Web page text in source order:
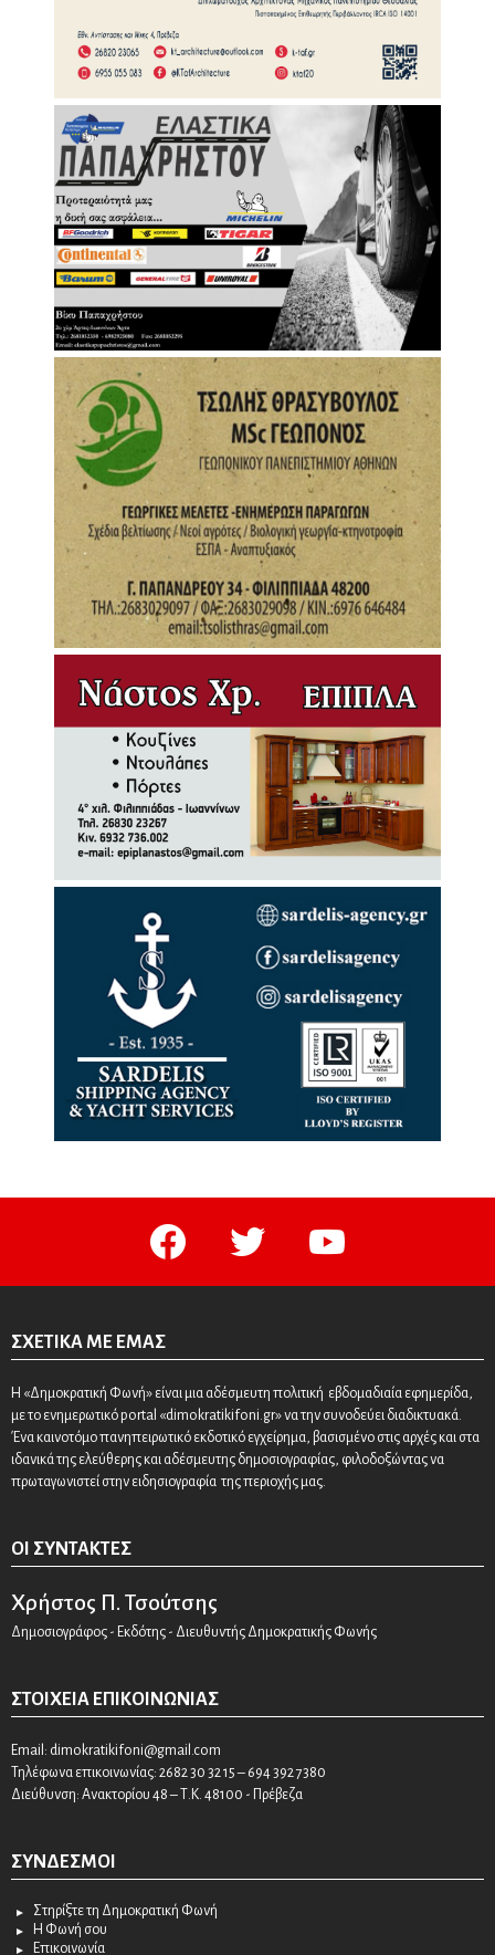
facebook twitter youtube
ΣΧΕΤΙΚΆ ΜΕ ΕΜΆΣ
Η «Δημοκρατική Φωνή» είναι μια αδέσμευτη πολιτική εβδομαδιαία εφημερίδα,
με το ενημερωτικό portal «dimokratikifoni.gr» να την συνοδεύει διαδικτυακά.
Ένα καινοτόμο πανηπειρωτικό εκδοτικό εγχείρημα, βασισμένο στις αρχές και στα
ιδανικά της ελεύθερης και αδέσμευτης δημοσιογραφίας, φιλοδοξώντας να
πρωταγωνιστεί στην ειδησιογραφία της περιοχής μας.
ΟΙ ΣΥΝΤΆΚΤΕΣ
Χρήστος Π. Τσούτσης
Δημοσιογράφος - Εκδότης - Διευθυντής Δημοκρατικής Φωνής
ΣΤΟΙΧΕΊΑ ΕΠΙΚΟΙΝΩΝΊΑΣ
Email: dimokratikifoni@gmail.com
Τηλέφωνα επικοινωνίας: 2682 30 32 15 – 694 392 7380
Διεύθυνση: Ανακτορίου 48 – Τ.Κ. 48100 - Πρέβεζα
ΣΎΝΔΕΣΜΟΙ
Στηρίξτε τη Δημοκρατική Φωνή
Η Φωνή σου
Επικοινωνία